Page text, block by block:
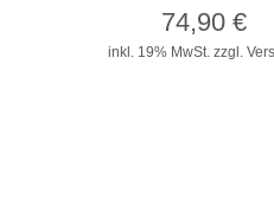
inkl. 19% MwSt. zzgl.
74,90€